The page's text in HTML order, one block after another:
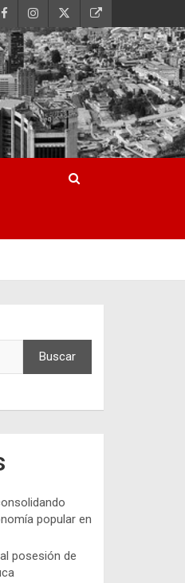
Buscar
popular en
posesión de